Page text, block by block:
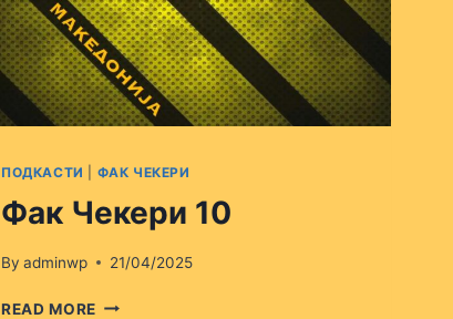
ПОДКАСТИ ФАК ЧЕКЕРИ
Фак Чекери 10
By adminwp 21/04/2025
READ MORE ФАК